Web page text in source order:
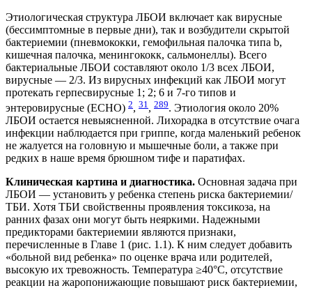
Этиологическая структура ЛБОИ включает как вирусные
(бессимптомные в первые дни), так и возбудители скрытой
бактериемии (пневмококки, гемофильная палочка типа b,
кишечная палочка, менингококк, сальмонеллы). Всего
бактериальные ЛБОИ составляют около 1/3 всех ЛБОИ,
вирусные — 2/3. Из вирусных инфекций как ЛБОИ могут
протекать герпесвирусные 1; 2; 6 и 7-го типов и
энтеровирусные (ECHO) 2, 31 , 289. Этиология около 20%
ЛБОИ остается невыясненной. Лихорадка в отсутствие очага
инфекции наблюдается при гриппе, когда маленький ребенок
не жалуется на головную и мышечные боли, а также при
редких в наше время брюшном тифе и паратифах.
Клиническая картина и диагностика. Основная задача при
ЛБОИ — установить у ребенка степень риска бактериемии/
ТБИ. Хотя ТБИ свойственны проявления токсикоза, на
ранних фазах они могут быть неяркими. Надежными
предикторами бактериемии являются признаки,
перечисленные в Главе 1 (рис. 1.1). К ним следует добавить
«больной вид ребенка» по оценке врача или родителей,
высокую их тревожность. Температура ≥40°C, отсутствие
реакции на жаропонижающие повышают риск бактериемии,